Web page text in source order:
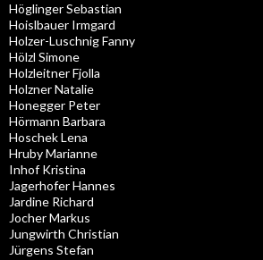
Höglinger Sebastian
Hoislbauer Irmgard
Holzer-Luschnig Fanny
Hölzl Simone
Holzleitner Fjolla
Holzner Natalie
Honegger Peter
Hörmann Barbara
Hoschek Lena
Hruby Marianne
Inhof Kristina
Jagerhofer Hannes
Jardine Richard
Jocher Markus
Jungwirth Christian
Jürgens Stefan